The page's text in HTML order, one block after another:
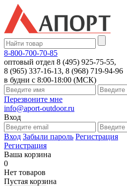
8-800-700-70-85
оптовый отдел 8 (495) 925-75-55,
8 (965) 337-16-13, 8 (968) 719-94-96
в будни с 8:00-18:00 (МСК)
Перезвоните мне
info@aport-outdoor.ru
Вход
Вход Забыли пароль Регистрация
Регистрация
Ваша корзина
0
Нет товаров
Пустая корзина